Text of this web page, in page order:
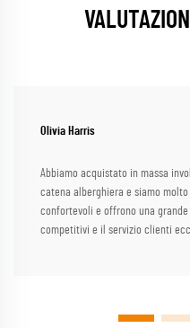
Olivia Harris
Abbiamo acquistato in massa
catena alberghiera e siamo
confortevoli e offrono una
competitivi e il servizio clienti